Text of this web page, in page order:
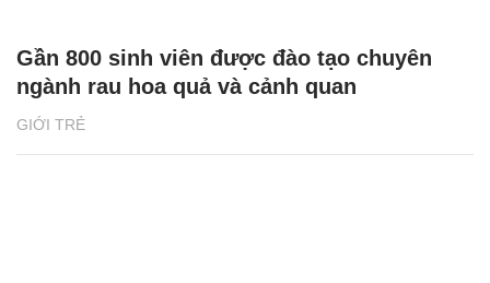
GIỚI TRẺ
Gần 800 sinh viên được đào tạo chuyên
ngành rau hoa quả và cảnh quan